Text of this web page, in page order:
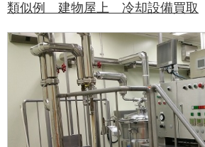
類似例 建物屋上 冷却設備買取